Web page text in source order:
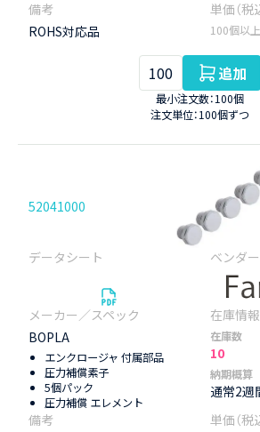
ROHS対応品 100個以上
追加
最小注文数：100個
注文単位：100個ずつ
52041000
BOPLA
エンクロージャ 付属部品
圧力補償素子
5個パック
圧力補償 エレメント
在庫数
10
納期概算
通常2週